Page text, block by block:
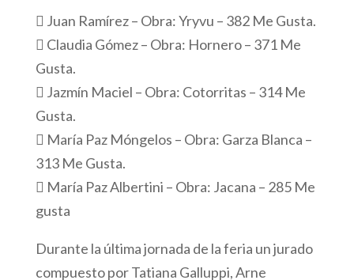
 Juan Ramírez – Obra: Yryvu – 382 Me Gusta.
 Claudia Gómez – Obra: Hornero – 371 Me
Gusta.
 Jazmín Maciel – Obra: Cotorritas – 314 Me
Gusta.
 María Paz Móngelos – Obra: Garza Blanca –
313 Me Gusta.
 María Paz Albertini – Obra: Jacana – 285 Me
gusta
Durante la última jornada de la feria un jurado
compuesto por Tatiana Galluppi, Arne